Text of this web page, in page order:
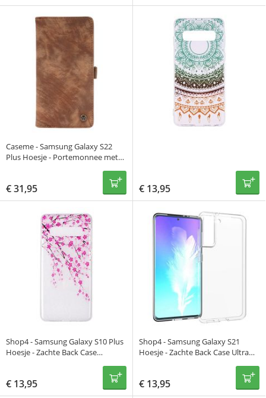
Caseme - Samsung Galaxy S22
Plus Hoesje - Portemonnee met
€31,95 € 13,95
Shop4 - Samsung Galaxy S10 Plus
Hoesje - Zachte Back Case
€ 13,95
Shop4 - Samsung Galaxy S21
Hoesje - Zachte Back Case Ultra
€ 13,95